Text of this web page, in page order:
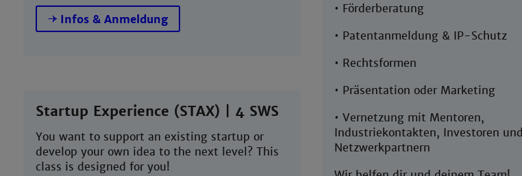
Infos & Anmeldung
Startup Experience (STAX) | 4 SWS
You want to support an existing startup or
develop your own idea to the next level? This
class is designed for you!
• Förderberatung
• Patentanmeldung & IP-Schutz
• Rechtsformen
• Präsentation oder Marketing
• Vernetzung mit Mentoren,
Industriekontakten, Investoren und
Netzwerkpartnern